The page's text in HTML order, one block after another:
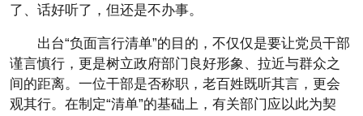
了、话好听了，但还是不办事。
出台“负面言行清单”的目的，不仅仅是要让党员干部
谨言慎行，更是树立政府部门良好形象、拉近与群众之
间的距离。一位干部是否称职，老百姓既听其言，更会
观其行。在制定“清单”的基础上，有关部门应以此为契